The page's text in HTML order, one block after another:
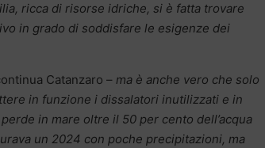
ricca di risorse idriche, si è fatta trovare
in grado di soddisfare le esigenze dei
Catanzaro – ma è anche vero che solo
in funzione i dissalatori inutilizzati e in
in mare oltre il 50 per cento dell’acqua
un 2024 con poche precipitazioni, ma